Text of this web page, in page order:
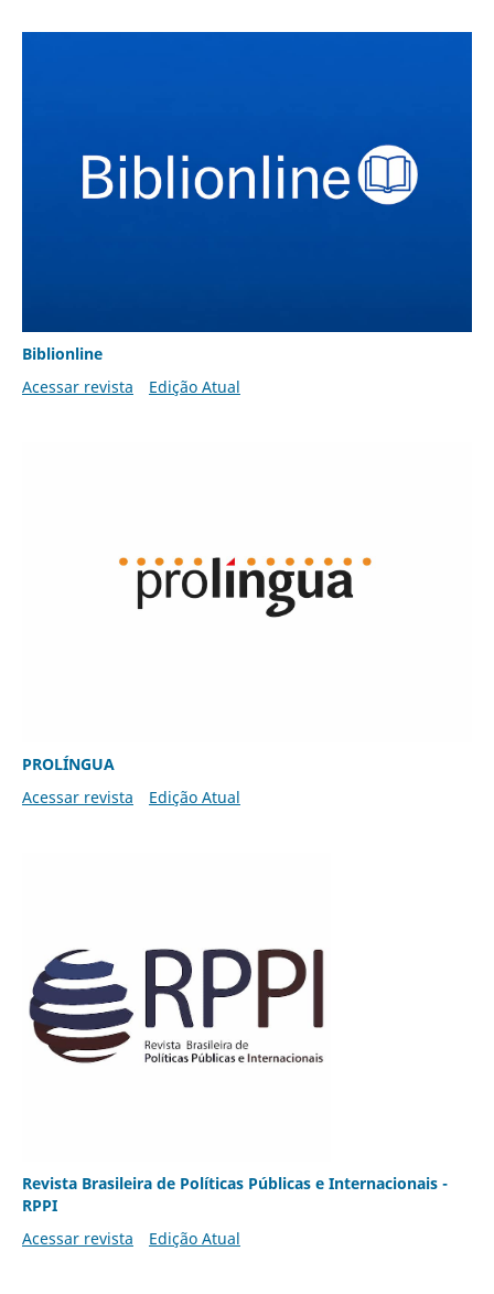
Biblionline
Acessar revista
Edição Atual
PROLÍNGUA
Acessar revista
Edição Atual
Revista Brasileira de Políticas Públicas e Internacionais -
RPPI
Acessar revista
Edição Atual